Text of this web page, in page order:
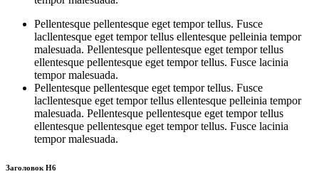
Pellentesque pellentesque eget tempor tellus. Fusce
lacllentesque eget tempor tellus ellentesque pelleinia tempor
malesuada. Pellentesque pellentesque eget tempor tellus
ellentesque pellentesque eget tempor tellus. Fusce lacinia
tempor malesuada.
Pellentesque pellentesque eget tempor tellus. Fusce
lacllentesque eget tempor tellus ellentesque pelleinia tempor
malesuada. Pellentesque pellentesque eget tempor tellus
ellentesque pellentesque eget tempor tellus. Fusce lacinia
tempor malesuada.
Заголовок H6